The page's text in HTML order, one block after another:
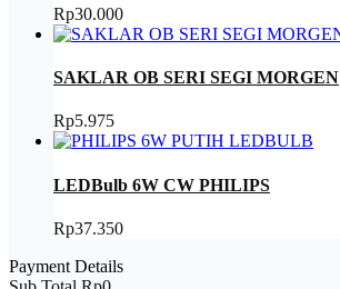
Rp30.000
SAKLAR OB SERI SEGI MORGEN
Rp5.975
LEDBulb 6W CW PHILIPS
Rp37.350
Payment Details